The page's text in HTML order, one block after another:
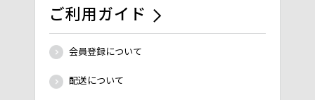
ご利用ガイド
会員登録について
配送について